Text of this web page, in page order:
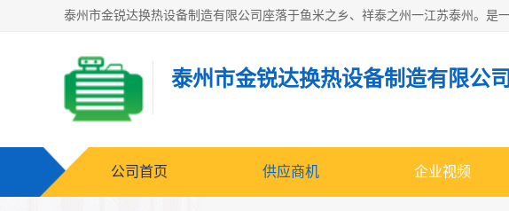
泰州市金锐达换热设备制造有限公司
公司首页 供应商机 企业视频